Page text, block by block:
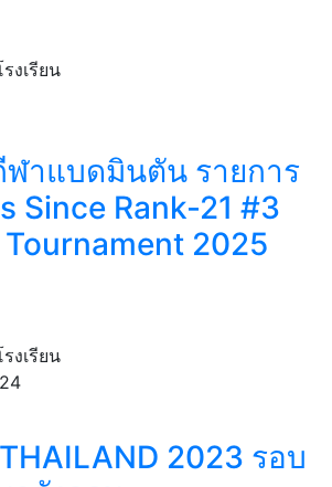
งเรียน
าแบดมินตัน รายการ
Since Rank-21 #3
2025
งเรียน
2023 รอบ